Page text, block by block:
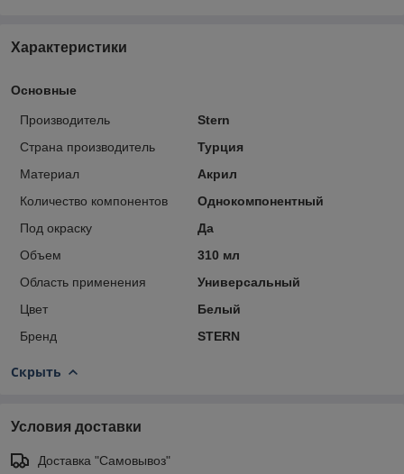
Характеристики
Основные
Производитель
Stern
Страна производитель
Турция
Материал
Акрил
Количество компонентов
Однокомпонентный
Под окраску
Да
Объем
310 мл
Область применения
Универсальный
Цвет
Белый
Бренд
STERN
Скрыть
Условия доставки
Доставка "Самовывоз"